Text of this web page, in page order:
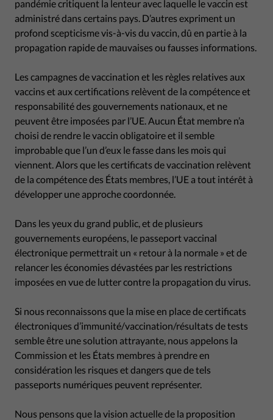
pandémie critiquent la lenteur avec laquelle le vaccin est
administré dans certains pays. D’autres expriment un
profond scepticisme vis-à-vis du vaccin, dû en partie à la
propagation rapide de mauvaises ou fausses informations.
Les campagnes de vaccination et les règles relatives aux
vaccins et aux certifications relèvent de la compétence et
responsabilité des gouvernements nationaux, et ne
peuvent être imposées par l’UE. Aucun État membre n’a
choisi de rendre le vaccin obligatoire et il semble
improbable que l’un d’eux le fasse dans les mois qui
viennent. Alors que les certificats de vaccination relèvent
de la compétence des États membres, l’UE a tout intérêt à
développer une approche coordonnée.
Dans les yeux du grand public, et de plusieurs
gouvernements européens, le passeport vaccinal
électronique permettrait un « retour à la normale » et de
relancer les économies dévastées par les restrictions
imposées en vue de lutter contre la propagation du virus.
Si nous reconnaissons que la mise en place de certificats
électroniques d’immunité/vaccination/résultats de tests
semble être une solution attrayante, nous appelons la
Commission et les États membres à prendre en
considération les risques et dangers que de tels
passeports numériques peuvent représenter.
Nous pensons que la vision actuelle de la proposition